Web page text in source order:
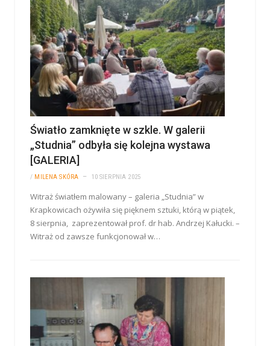
Światło zamknięte w szkle. W galerii
„Studnia” odbyła się kolejna wystawa
[GALERIA]
/ MILENA SKÓRA 10 SIERPNIA 2025
Witraż światłem malowany – galeria „Studnia” w
Krapkowicach ożywiła się pięknem sztuki, którą w piątek,
8 sierpnia, zaprezentował prof. dr hab. Andrzej Kałucki. –
Witraż od zawsze funkcjonował w…